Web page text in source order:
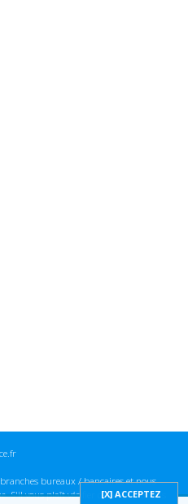
bureaux / bancaires et nous
S'il vous plaît vérifier ces informations